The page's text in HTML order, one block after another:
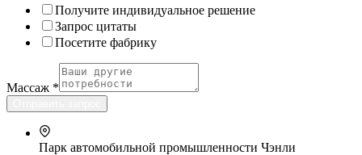
Получите индивидуальное решение
Запрос цитаты
Посетите фабрику
Массаж *
Парк автомобильной промышленности Чэнли